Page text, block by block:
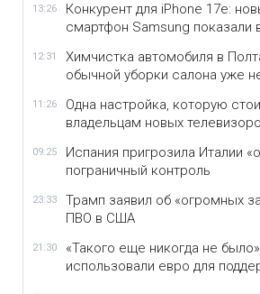
13:26
Конкурент для iPhone 17e:
смартфон Samsung показали
12:31
Химчистка автомобиля в
обычной уборки салона уже
11:26
Одна настройка, которую
владельцам новых
09:25
Испания пригрозила Италии
пограничный контроль
23:33
Трамп заявил об «огромных
ПВО в США
21:30
«Такого еще никогда не
использовали евро для